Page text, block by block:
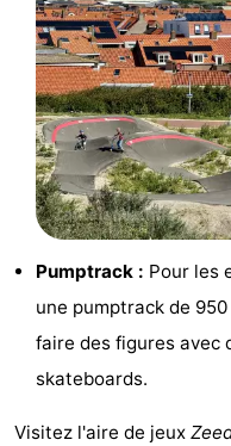
jeux
intérieures
Parcours
de
mini-
golf
Centres
de
bien-
être
Villages
villes
Nature
Visites
guidées
Sports
Piscines
Faire
-
Pumptrack : Pour les
une pumptrack de
faire des figures avec
skateboards.
Visitez l'aire de jeux